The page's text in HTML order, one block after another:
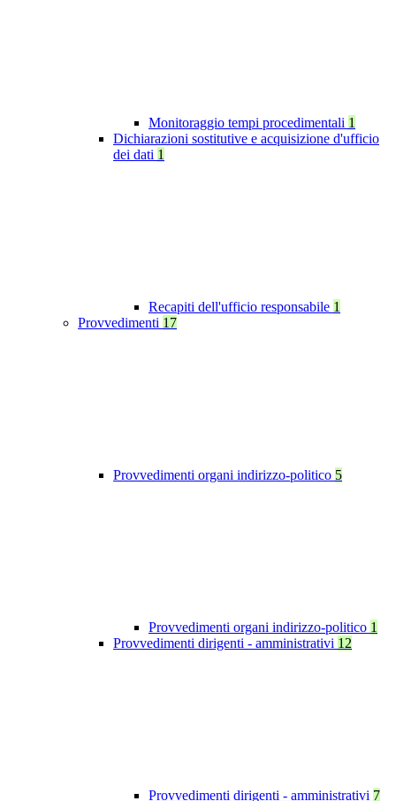
Monitoraggio tempi procedimentali 1
Dichiarazioni sostitutive e acquisizione d'ufficio
dei dati 1
Recapiti dell'ufficio responsabile 1
Provvedimenti 17
Provvedimenti organi indirizzo-politico 5
Provvedimenti organi indirizzo-politico 1
Provvedimenti dirigenti - amministrativi 12
Provvedimenti dirigenti - amministrativi 7